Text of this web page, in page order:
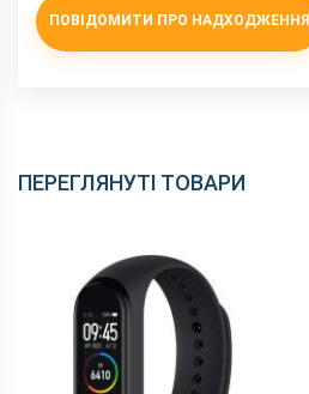
ПОВІДОМИТИ ПРО НАДХОДЖЕННЯ
ПЕРЕГЛЯНУТІ ТОВАРИ